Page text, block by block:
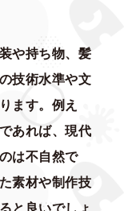
や持ち物、髪
技術水準や文
ます。例え
あれば、現代
は不自然で
素材や制作技